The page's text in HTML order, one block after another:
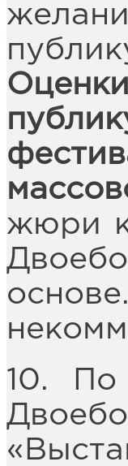
жюри
10. По